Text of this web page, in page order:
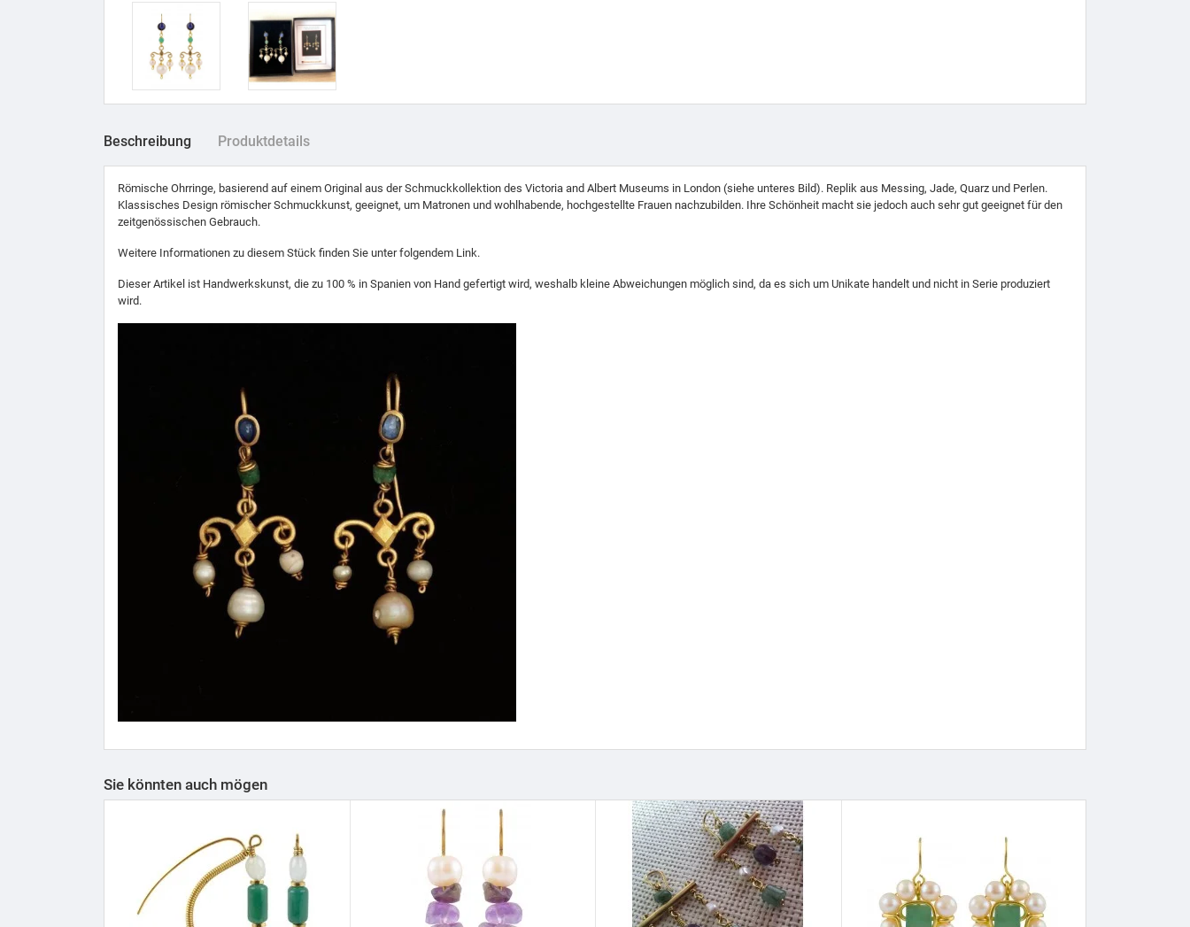
Beschreibung Produktdetails
Römische Ohrringe, basierend auf einem Original aus der Schmuckkollektion des Victoria and Albert Museums in London (siehe unteres Bild). Replik aus Messing, Jade, Quarz und Perlen.
Klassisches Design römischer Schmuckkunst, geeignet, um Matronen und wohlhabende, hochgestellte Frauen nachzubilden. Ihre Schönheit macht sie jedoch auch sehr gut geeignet für den
zeitgenössischen Gebrauch.
Weitere Informationen zu diesem Stück finden Sie unter folgendem Link.
Dieser Artikel ist Handwerkskunst, die zu 100 % in Spanien von Hand gefertigt wird, weshalb kleine Abweichungen möglich sind, da es sich um Unikate handelt und nicht in Serie produziert
wird.
Sie könnten auch mögen